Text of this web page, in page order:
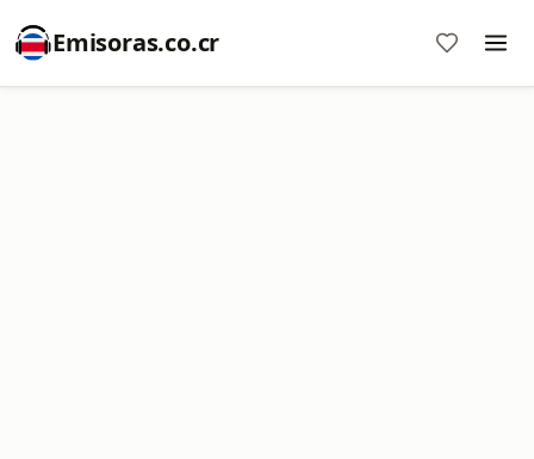
Emisoras.co.cr